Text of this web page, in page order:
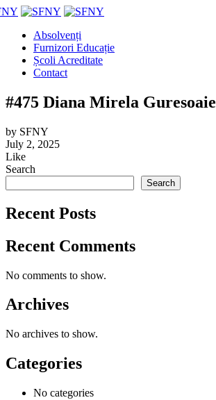
Absolvenți
Furnizori Educație
Școli Acreditate
Contact
#475 Diana Mirela Guresoaie
by SFNY
July 2, 2025
Like
Search
Search
Recent Posts
Recent Comments
No comments to show.
Archives
No archives to show.
Categories
No categories